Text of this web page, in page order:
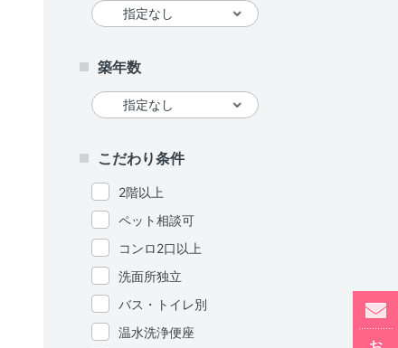
築年数
こだわり条件
2階以上
ペット相談可
コンロ2口以上
洗面所独立
バス・トイレ別
温水洗浄便座